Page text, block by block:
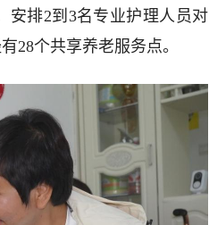
安排2到3名专业护理人员对
28个共享养老服务点。